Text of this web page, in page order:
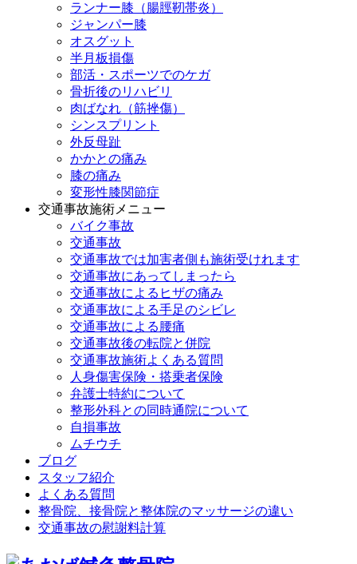
ランナー膝（腸脛靭帯炎）
ジャンパー膝
オスグット
半月板損傷
部活・スポーツでのケガ
骨折後のリハビリ
肉ばなれ（筋挫傷）
シンスプリント
外反母趾
かかとの痛み
膝の痛み
変形性膝関節症
交通事故施術メニュー
バイク事故
交通事故
交通事故では加害者側も施術受けれます
交通事故にあってしまったら
交通事故によるヒザの痛み
交通事故による手足のシビレ
交通事故による腰痛
交通事故後の転院と併院
交通事故施術よくある質問
人身傷害保険・搭乗者保険
弁護士特約について
整形外科との同時通院について
自損事故
ムチウチ
ブログ
スタッフ紹介
よくある質問
整骨院、接骨院と整体院のマッサージの違い
交通事故の慰謝料計算